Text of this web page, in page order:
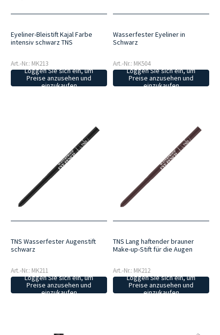
Eyeliner-Bleistift Kajal Farbe
intensiv schwarz TNS
Art.-Nr.: MK213
Loggen Sie sich ein, um
Preise anzusehen und
einzukaufen
Wasserfester Eyeliner in
Schwarz
Art.-Nr.: MK504
Loggen Sie sich ein, um
Preise anzusehen und
einzukaufen
TNS Wasserfester Augenstift
schwarz
Art.-Nr.: MK211
Loggen Sie sich ein, um
Preise anzusehen und
einzukaufen
TNS Lang haftender brauner
Make-up-Stift für die Augen
Art.-Nr.: MK212
Loggen Sie sich ein, um
Preise anzusehen und
einzukaufen